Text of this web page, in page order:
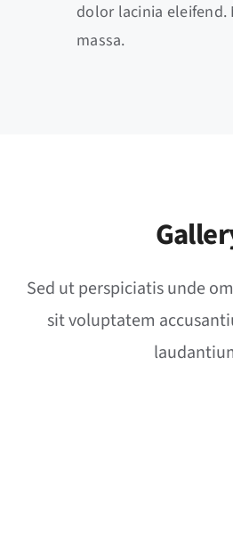
dolor lacinia
massa.
Sed ut perspiciatis unde
sit voluptatem